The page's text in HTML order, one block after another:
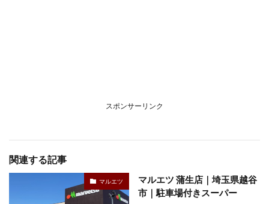
スポンサーリンク
関連する記事
マルエツ
マルエツ 蒲生店｜埼玉県越谷
市｜駐車場付きスーパー